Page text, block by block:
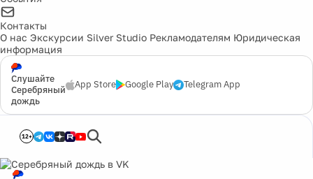
Контакты
О нас Экскурсии Silver Studio Рекламодателям Юридическая
информация
Слушайте
Серебряный
дождь
App Store Google Play Telegram App
12+